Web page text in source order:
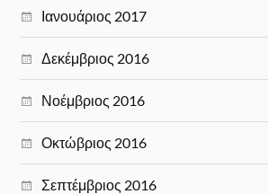
Ιανουάριος 2017
Δεκέμβριος 2016
Νοέμβριος 2016
Οκτώβριος 2016
Σεπτέμβριος 2016